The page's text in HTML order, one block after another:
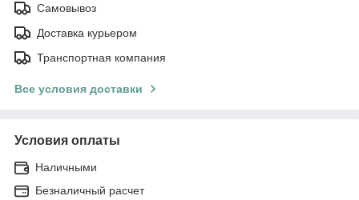
Самовывоз
Доставка курьером
Транспортная компания
Все условия доставки
Условия оплаты
Наличными
Безналичный расчет